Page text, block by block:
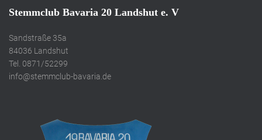
Stemmclub Bavaria 20 Landshut e. V
Sandstraße 35a
84036 Landshut
Tel. 0871/52299
info@stemmclub-bavaria.de